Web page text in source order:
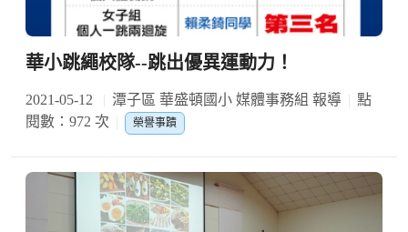
華小跳繩校隊--跳出優異運動力！
2021-05-12 潭子區 華盛頓國小 媒體事務組 報導
點
閱數：972 次
榮譽事蹟